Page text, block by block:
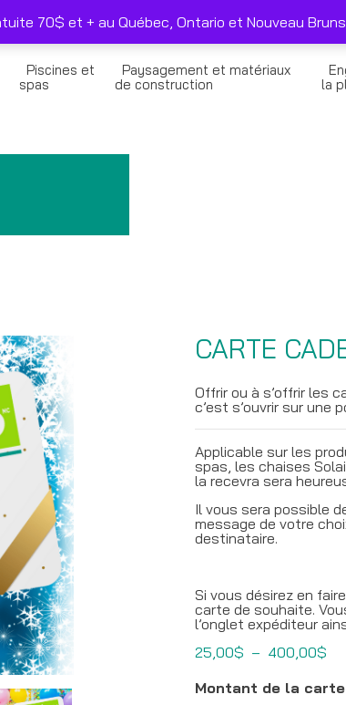
seulement Nous
Piscines et
spas
Paysagement et matériaux
de construction
la
CARTE
Offrir ou à s’offrir les
c’est s’ouvrir sur une
Applicable sur les
spas, les chaises
la recevra sera
Il vous sera possible
message de votre
destinataire.
Si vous désirez en
carte de souhaite.
l’onglet expéditeur
25,00$ – 400,00$
prix :
Montant de la
70$ et + au Québec, Ontario et Nouveau